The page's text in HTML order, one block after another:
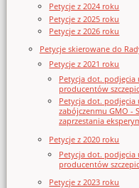
Petycje z 2024 roku
Petycje z 2025 roku
Petycje z 2026 roku
Petycje skierowane do
Petycje z 2021 roku
Petycja dot. podjęcia
producentów
Petycja dot. podjęcia
zabójczenmu GMO -
zaprzestania
Petycje z 2020 roku
Petycja dot. podjęcia
producentów
Petycje z 2023 roku